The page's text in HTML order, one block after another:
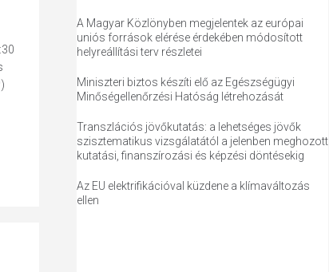
A Magyar Közlönyben megjelentek az európai
uniós források elérése érdekében módosított
helyreállítási terv részletei
Miniszteri biztos készíti elő az Egészségügyi
Minőségellenőrzési Hatóság létrehozását
Transzlációs jövőkutatás: a lehetséges jövők
szisztematikus vizsgálatától a jelenben meghozott
kutatási, finanszírozási és képzési döntésekig
Az EU elektrifikációval küzdene a klímaváltozás
ellen